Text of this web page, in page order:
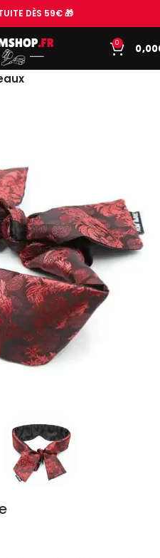
DÈS 59€ 🎁
0
0,00